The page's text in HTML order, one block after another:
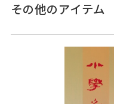
その他のアイテム